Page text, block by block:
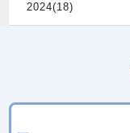
2024(18)